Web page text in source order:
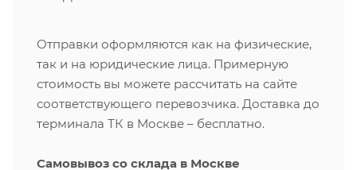
Отправки оформляются как на физические,
так и на юридические лица. Примерную
стоимость вы можете рассчитать на сайте
соответствующего перевозчика. Доставка до
терминала ТК в Москве – бесплатно.
Самовывоз со склада в Москве